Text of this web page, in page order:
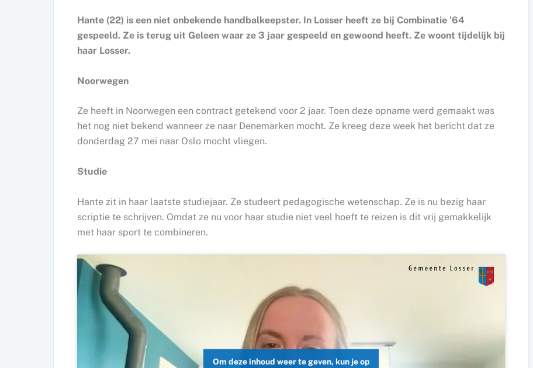
Hante (22) is een niet onbekende handbalkeepster. In Losser heeft ze bij Combinatie ’64
gespeeld. Ze is terug uit Geleen waar ze 3 jaar gespeeld en gewoond heeft. Ze woont tijdelijk bij
haar Losser.
Noorwegen
Ze heeft in Noorwegen een contract getekend voor 2 jaar. Toen deze opname werd gemaakt was
het nog niet bekend wanneer ze naar Denemarken mocht. Ze kreeg deze week het bericht dat ze
donderdag 27 mei naar Oslo mocht vliegen.
Studie
Hante zit in haar laatste studiejaar. Ze studeert pedagogische wetenschap. Ze is nu bezig haar
scriptie te schrijven. Omdat ze nu voor haar studie niet veel hoeft te reizen is dit vrij gemakkelijk
met haar sport te combineren.
Om deze inhoud weer te geven, kun je op